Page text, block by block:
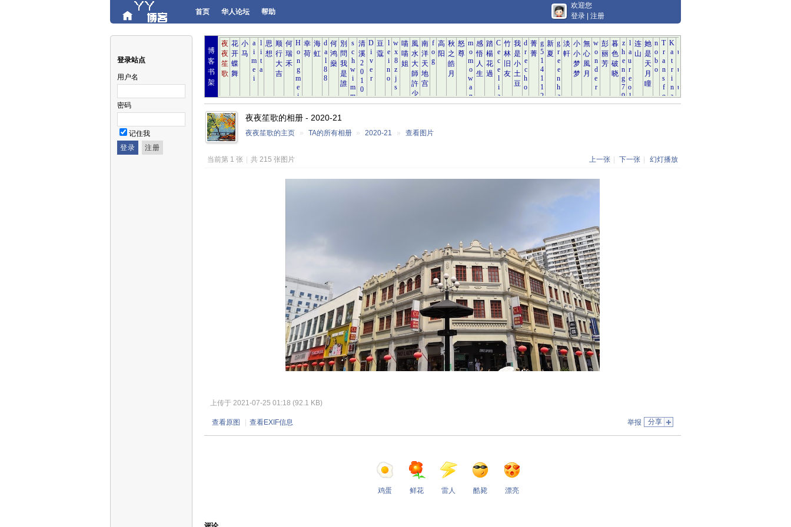
首页 华人论坛 帮助
欢迎您
登录
注册
登录站点
用户名
密码
记住我
博
客
书
架
夜夜笙歌的相册 - 2020-21
夜夜笙歌的主页 » TA的所有相册 » 2020-21 » 查看图片
上一张 下一张 幻灯播放
当前第 1 张 共 215 张图片
上传于 2021-07-25 01:18 (92.1 KB)
查看原图 查看EXIF信息 分享
举报
鸡蛋 鲜花 雷人 酷毙 漂亮